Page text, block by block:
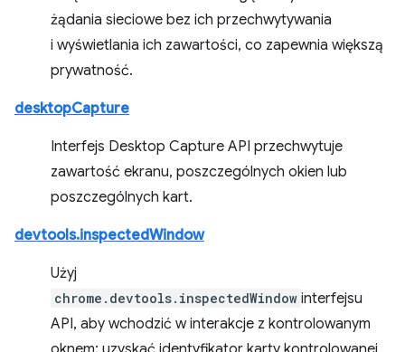
żądania sieciowe bez ich przechwytywania
i wyświetlania ich zawartości, co zapewnia większą
prywatność.
desktopCapture
Interfejs Desktop Capture API przechwytuje
zawartość ekranu, poszczególnych okien lub
poszczególnych kart.
devtools.inspectedWindow
Użyj
chrome.devtools.inspectedWindow interfejsu
API, aby wchodzić w interakcje z kontrolowanym